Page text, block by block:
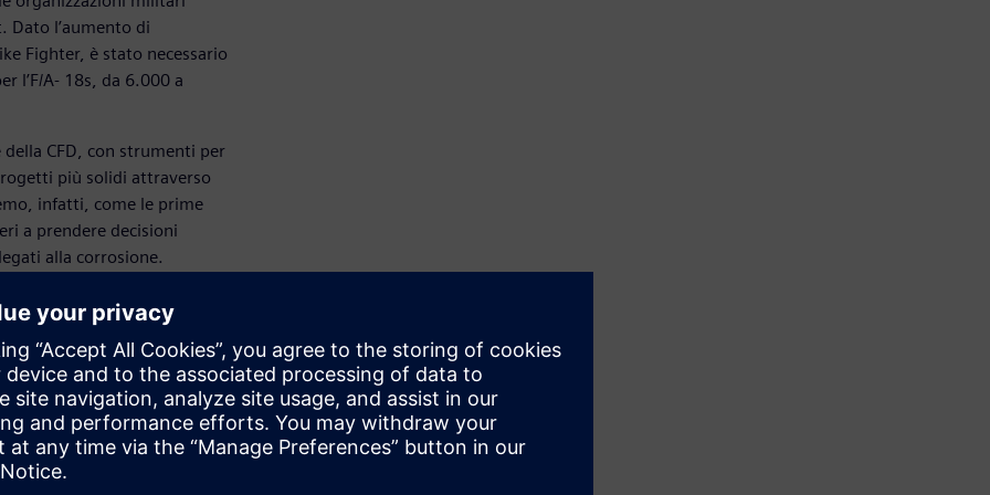
Dato l’aumento di
Fighter, è stato necessario
l’F/A- 18s, da 6.000 a
CFD, con strumenti per
più solidi attraverso
infatti, come le prime
a prendere decisioni
alla corrosione.
di nuova generazione
all’interno del
attraverso la simulazione